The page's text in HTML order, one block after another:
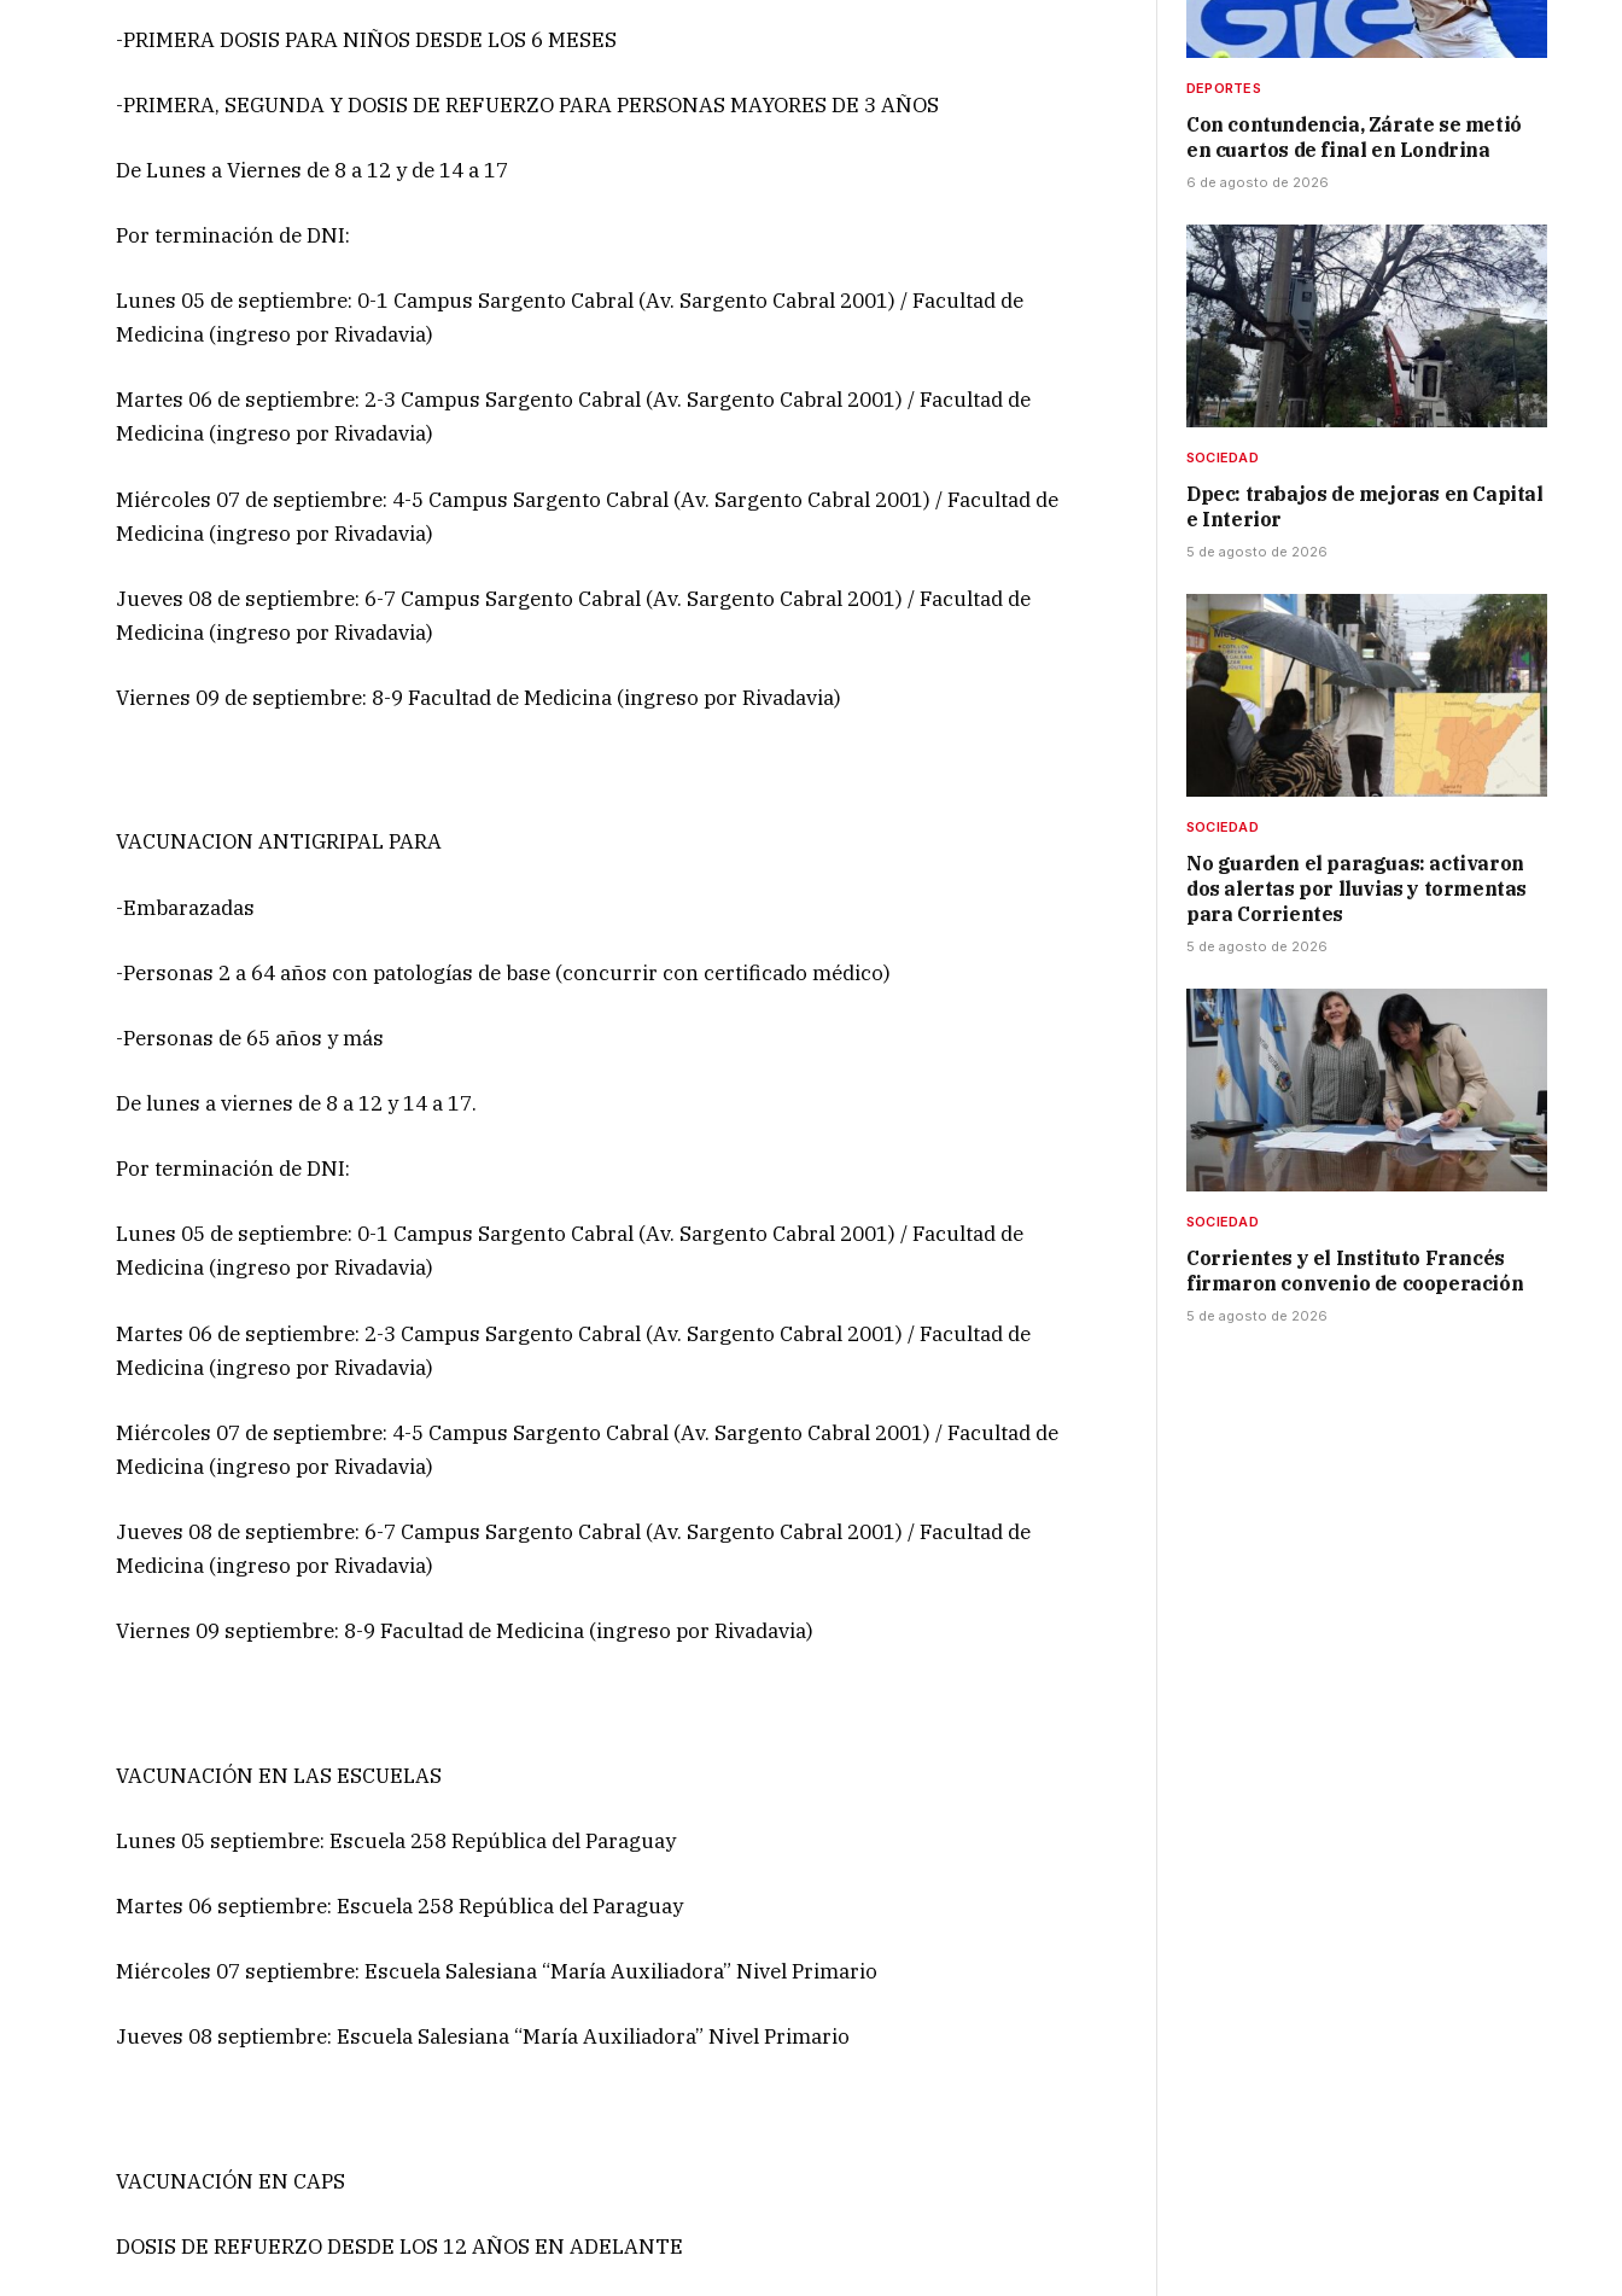
-PRIMERA DOSIS PARA NIÑOS DESDE LOS 6 MESES
-PRIMERA, SEGUNDA Y DOSIS DE REFUERZO PARA PERSONAS MAYORES DE 3 AÑOS
De Lunes a Viernes de 8 a 12 y de 14 a 17
Por terminación de DNI:
Lunes 05 de septiembre: 0-1 Campus Sargento Cabral (Av. Sargento Cabral 2001) / Facultad de
Medicina (ingreso por Rivadavia)
Martes 06 de septiembre: 2-3 Campus Sargento Cabral (Av. Sargento Cabral 2001) / Facultad de
Medicina (ingreso por Rivadavia)
Miércoles 07 de septiembre: 4-5 Campus Sargento Cabral (Av. Sargento Cabral 2001) / Facultad de
Medicina (ingreso por Rivadavia)
Jueves 08 de septiembre: 6-7 Campus Sargento Cabral (Av. Sargento Cabral 2001) / Facultad de
Medicina (ingreso por Rivadavia)
Viernes 09 de septiembre: 8-9 Facultad de Medicina (ingreso por Rivadavia)
VACUNACION ANTIGRIPAL PARA
-Embarazadas
-Personas 2 a 64 años con patologías de base (concurrir con certificado médico)
-Personas de 65 años y más
De lunes a viernes de 8 a 12 y 14 a 17.
Por terminación de DNI:
Lunes 05 de septiembre: 0-1 Campus Sargento Cabral (Av. Sargento Cabral 2001) / Facultad de
Medicina (ingreso por Rivadavia)
Martes 06 de septiembre: 2-3 Campus Sargento Cabral (Av. Sargento Cabral 2001) / Facultad de
Medicina (ingreso por Rivadavia)
Miércoles 07 de septiembre: 4-5 Campus Sargento Cabral (Av. Sargento Cabral 2001) / Facultad de
Medicina (ingreso por Rivadavia)
Jueves 08 de septiembre: 6-7 Campus Sargento Cabral (Av. Sargento Cabral 2001) / Facultad de
Medicina (ingreso por Rivadavia)
Viernes 09 septiembre: 8-9 Facultad de Medicina (ingreso por Rivadavia)
VACUNACIÓN EN LAS ESCUELAS
Lunes 05 septiembre: Escuela 258 República del Paraguay
Martes 06 septiembre: Escuela 258 República del Paraguay
Miércoles 07 septiembre: Escuela Salesiana “María Auxiliadora” Nivel Primario
Jueves 08 septiembre: Escuela Salesiana “María Auxiliadora” Nivel Primario
VACUNACIÓN EN CAPS
DOSIS DE REFUERZO DESDE LOS 12 AÑOS EN ADELANTE
DEPORTES
Con contundencia, Zárate se metió
en cuartos de final en Londrina
6 de agosto de 2026
SOCIEDAD
Dpec: trabajos de mejoras en Capital
e Interior
5 de agosto de 2026
SOCIEDAD
No guarden el paraguas: activaron
dos alertas por lluvias y tormentas
para Corrientes
5 de agosto de 2026
SOCIEDAD
Corrientes y el Instituto Francés
firmaron convenio de cooperación
5 de agosto de 2026